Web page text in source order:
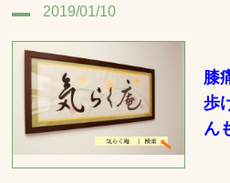
2019/01/10
膝
歩
ん